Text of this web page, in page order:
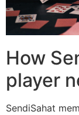
How
player
SendiSahat